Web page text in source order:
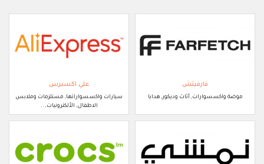
فارفيتش
موضة واكسسوارات, أثاث وديكور, هدايا
علي اكسبرس
سيارات واكسسواراتها, مستلزمات وملابس
الاطفال, الألكترونيات, ..